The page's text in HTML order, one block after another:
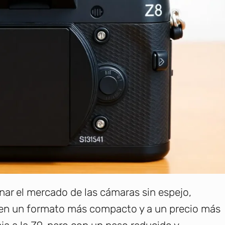
el mercado de las cámaras sin espejo,
un formato más compacto y a un precio más